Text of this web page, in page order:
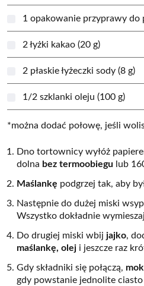
1 opakowanie przyprawy do
2 łyżki kakao (20 g)
2 płaskie łyżeczki sody (8 g)
1/2 szklanki oleju (100 g)
*można dodać połowę, jeśli
Dno tortownicy wyłóż
dolna bez termoobiegu lub
Maślankę podgrzej tak, aby
Następnie do dużej miski wsyp
Wszystko dokładnie
Do drugiej miski wbij jajko,
maślankę, olej i jeszcze raz
Gdy składniki się połączą,
gdy powstanie jednolite ciasto